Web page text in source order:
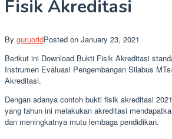
Fisik Akreditasi
By guruoridPosted on January 23, 2021
Berikut ini Download Bukti Fisik Akreditasi
Instrumen Evaluasi Pengembangan Silabus
Akreditasi.
Dengan adanya contoh bukti fisik akreditasi
yang tahun ini melakukan akreditasi
dan meningkatnya mutu lembaga pendidikan.